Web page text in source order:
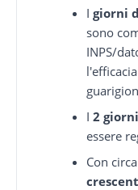
Igiorni
sono
INPS/
I2
essere
Con